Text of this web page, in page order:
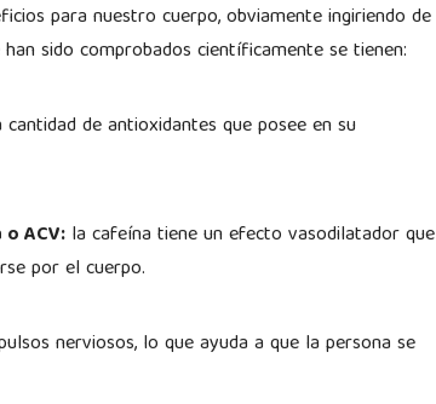
para nuestro cuerpo, obviamente ingiriendo de
sido comprobados científicamente se tienen:
de antioxidantes que posee en su
ACV: la cafeína tiene un efecto vasodilatador que
por el cuerpo.
nerviosos, lo que ayuda a que la persona se